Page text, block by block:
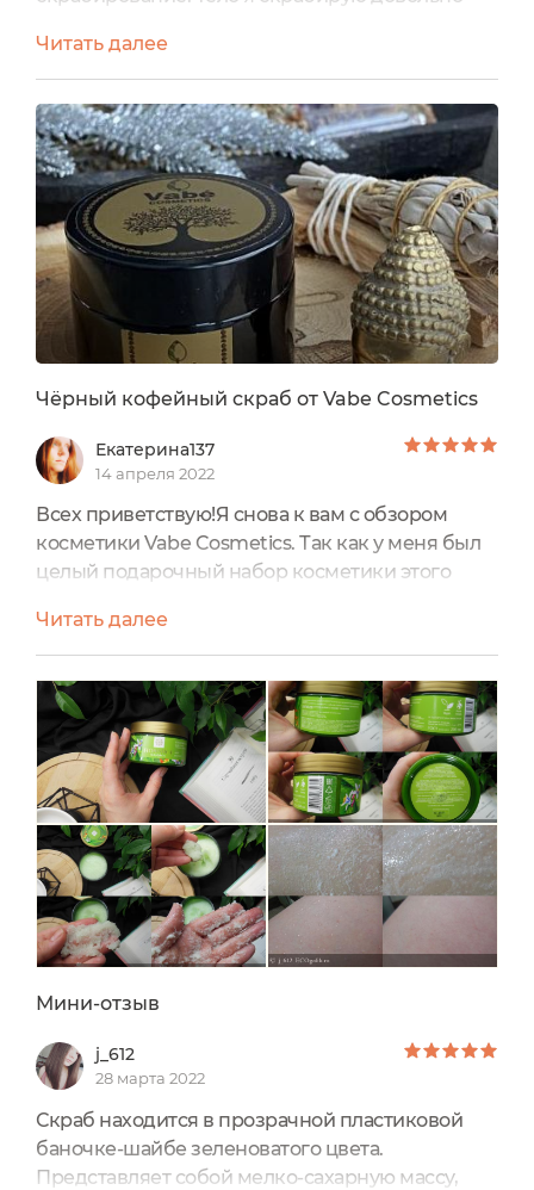
сегодня я хочу рассказать Вам про продукт, от
которого я просто кайфую, ведь в нем идеально
абсолютно все – это Скраб для тела
«Chocolatier» от моего любимого бренда
Kleona.Если вы хотите почувствовать, что такое
«жизнь в шоколаде» - этот...
Читать далее
Чёрный кофейный скраб от Vabe Cosmetics
Екатерина137
14 апреля 2022
Всех приветствую!Я снова к вам с обзором
косметики Vabe Cosmetics. Так как у меня был
целый подарочный набор косметики этого
хочется поделиться впечатлениями.Для меня
это новый бренд, но привлёк можно сказать
своим маркетингом: дизайн, внешний вид,
конечно же натуральные составы, натуральная
упаковка.После знакомства хорошие
впечатления только усилились, так...
Читать далее
Мини-отзыв
j_612
28 марта 2022
Скраб находится в прозрачной пластиковой
баночке-шайбе зеленоватого цвета.
Представляет собой мелко-сахарную массу,